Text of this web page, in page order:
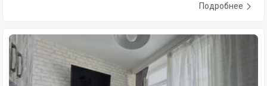
Подробнее